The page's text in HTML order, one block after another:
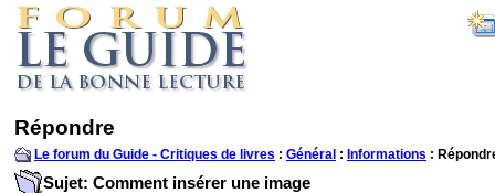
Répondre
Le forum du Guide - Critiques de livres : Général : Informations :
Sujet: Comment insérer une image